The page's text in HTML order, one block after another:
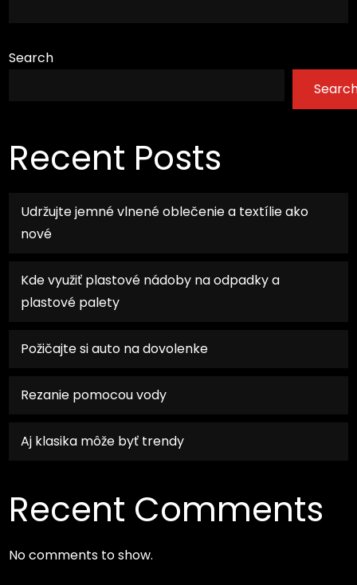
Search
Recent Posts
Udržujte jemné vlnené oblečenie a textílie ako
nové
Kde využiť plastové nádoby na odpadky a
plastové palety
Požičajte si auto na dovolenke
Rezanie pomocou vody
Aj klasika môže byť trendy
Recent Comments
No comments to show.